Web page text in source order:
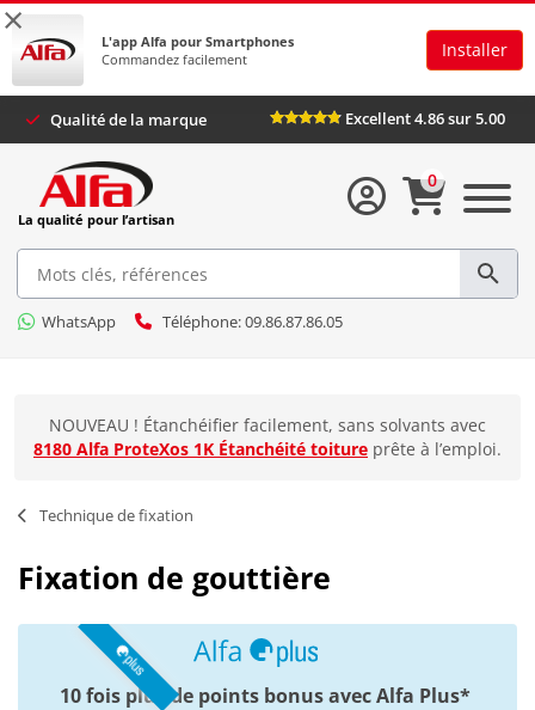
×
L'app Alfa pour Smartphones
Commandez facilement
Installer
Qualité de la marque Excellent 4.86 sur 5.00
La qualité pour l’artisan
WhatsApp Téléphone: 09.86.87.86.05
0
NOUVEAU ! Étanchéifier facilement, sans solvants avec
8180 Alfa ProteXos 1K Étanchéité toiture prête à l’emploi.
Technique de fixation
Fixation de gouttière
10 fois plus de points bonus avec Alfa Plus*